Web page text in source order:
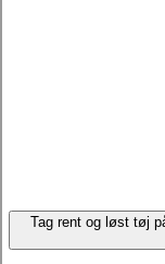
Tag rent og løst tøj